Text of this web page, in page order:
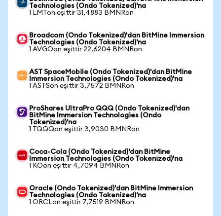
Technologies (Ondo Tokenized)'na
1 LMTon eşittir 31,4883 BMNRon
Broadcom (Ondo Tokenized)'dan BitMine Immersion
Technologies (Ondo Tokenized)'na
1 AVGOon eşittir 22,6204 BMNRon
AST SpaceMobile (Ondo Tokenized)'dan BitMine
Immersion Technologies (Ondo Tokenized)'na
1 ASTSon eşittir 3,7572 BMNRon
ProShares UltraPro QQQ (Ondo Tokenized)'dan
BitMine Immersion Technologies (Ondo
Tokenized)'na
1 TQQQon eşittir 3,9030 BMNRon
Coca-Cola (Ondo Tokenized)'dan BitMine
Immersion Technologies (Ondo Tokenized)'na
1 KOon eşittir 4,7094 BMNRon
Oracle (Ondo Tokenized)'dan BitMine Immersion
Technologies (Ondo Tokenized)'na
1 ORCLon eşittir 7,7519 BMNRon